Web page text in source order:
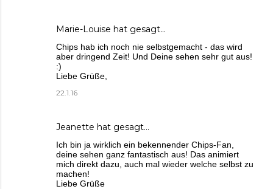
Marie-Louise hat gesagt…
Chips hab ich noch nie selbstgemacht - das wird
aber dringend Zeit! Und Deine sehen sehr gut aus!
:)
Liebe Grüße,
22.1.16
Jeanette hat gesagt…
Ich bin ja wirklich ein bekennender Chips-Fan,
deine sehen ganz fantastisch aus! Das animiert
mich direkt dazu, auch mal wieder welche selbst zu
machen!
Liebe Grüße